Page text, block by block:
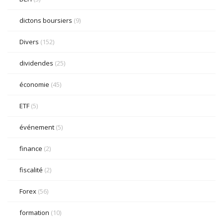
dictons boursiers (9)
Divers (152)
dividendes (25)
économie (45)
ETF (5)
événement (5)
finance (2)
fiscalité (2)
Forex (56)
formation (10)